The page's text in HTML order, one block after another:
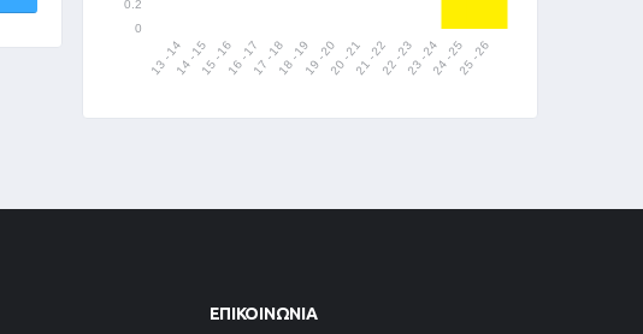
ΕΠΙΚΟΙΝΩΝΊΑ